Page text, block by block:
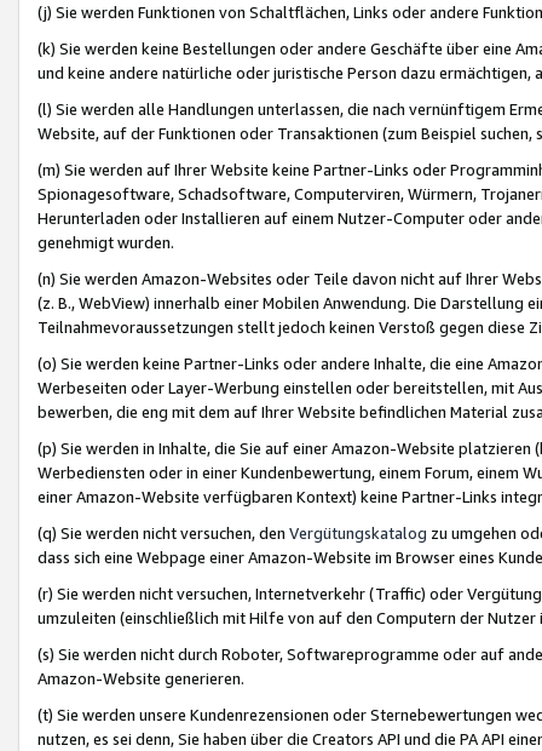
(j) Sie werden Funktionen von Schaltflächen, Links oder andere
(k) Sie werden keine Bestellungen oder andere Geschäfte über eine
und keine andere natürliche oder juristische Person dazu
(l) Sie werden alle Handlungen unterlassen, die nach vernünftigem
Website, auf der Funktionen oder Transaktionen (zum Beispiel
(m) Sie werden auf Ihrer Website keine Partner-Links oder
Spionagesoftware, Schadsoftware, Computerviren, Würmern,
Herunterladen oder Installieren auf einem Nutzer-Computer oder
genehmigt wurden.
(n) Sie werden Amazon-Websites oder Teile davon nicht auf Ihrer
(z. B., WebView) innerhalb einer Mobilen Anwendung. Die Darstellung
Teilnahmevoraussetzungen stellt jedoch keinen Verstoß gegen diese
(o) Sie werden keine Partner-Links oder andere Inhalte, die eine
Werbeseiten oder Layer-Werbung einstellen oder bereitstellen, mit
bewerben, die eng mit dem auf Ihrer Website befindlichen Material
(p) Sie werden in Inhalte, die Sie auf einer Amazon-Website
Werbediensten oder in einer Kundenbewertung, einem Forum, einem
einer Amazon-Website verfügbaren Kontext) keine Partner-Links
(q) Sie werden nicht versuchen, den Vergütungskatalog zu umgehen
dass sich eine Webpage einer Amazon-Website im Browser eines
(r) Sie werden nicht versuchen, Internetverkehr (Traffic) oder
umzuleiten (einschließlich mit Hilfe von auf den Computern der
(s) Sie werden nicht durch Roboter, Softwareprogramme oder auf
Amazon-Website generieren.
(t) Sie werden unsere Kundenrezensionen oder Sternebewertungen
nutzen, es sei denn, Sie haben über die Creators API und die PA API